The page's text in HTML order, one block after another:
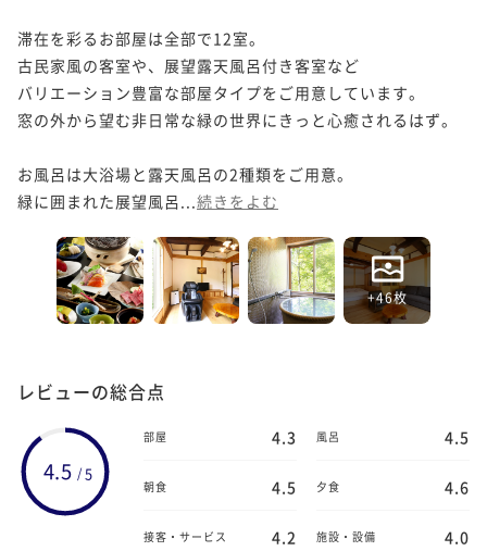
滞在を彩るお部屋は全部で12室。
古民家風の客室や、展望露天風呂付き客室など
バリエーション豊富な部屋タイプをご用意しています。
窓の外から望む非日常な緑の世界にきっと心癒されるはず。
お風呂は大浴場と露天風呂の2種類をご用意。
緑に囲まれた展望風呂... 続きをよむ
+46枚
レビューの総合点
4.5 / 5
部屋 4.3 風呂 4.5
朝食 4.5 夕食 4.6
接客・サービス 4.2 施設・設備 4.0